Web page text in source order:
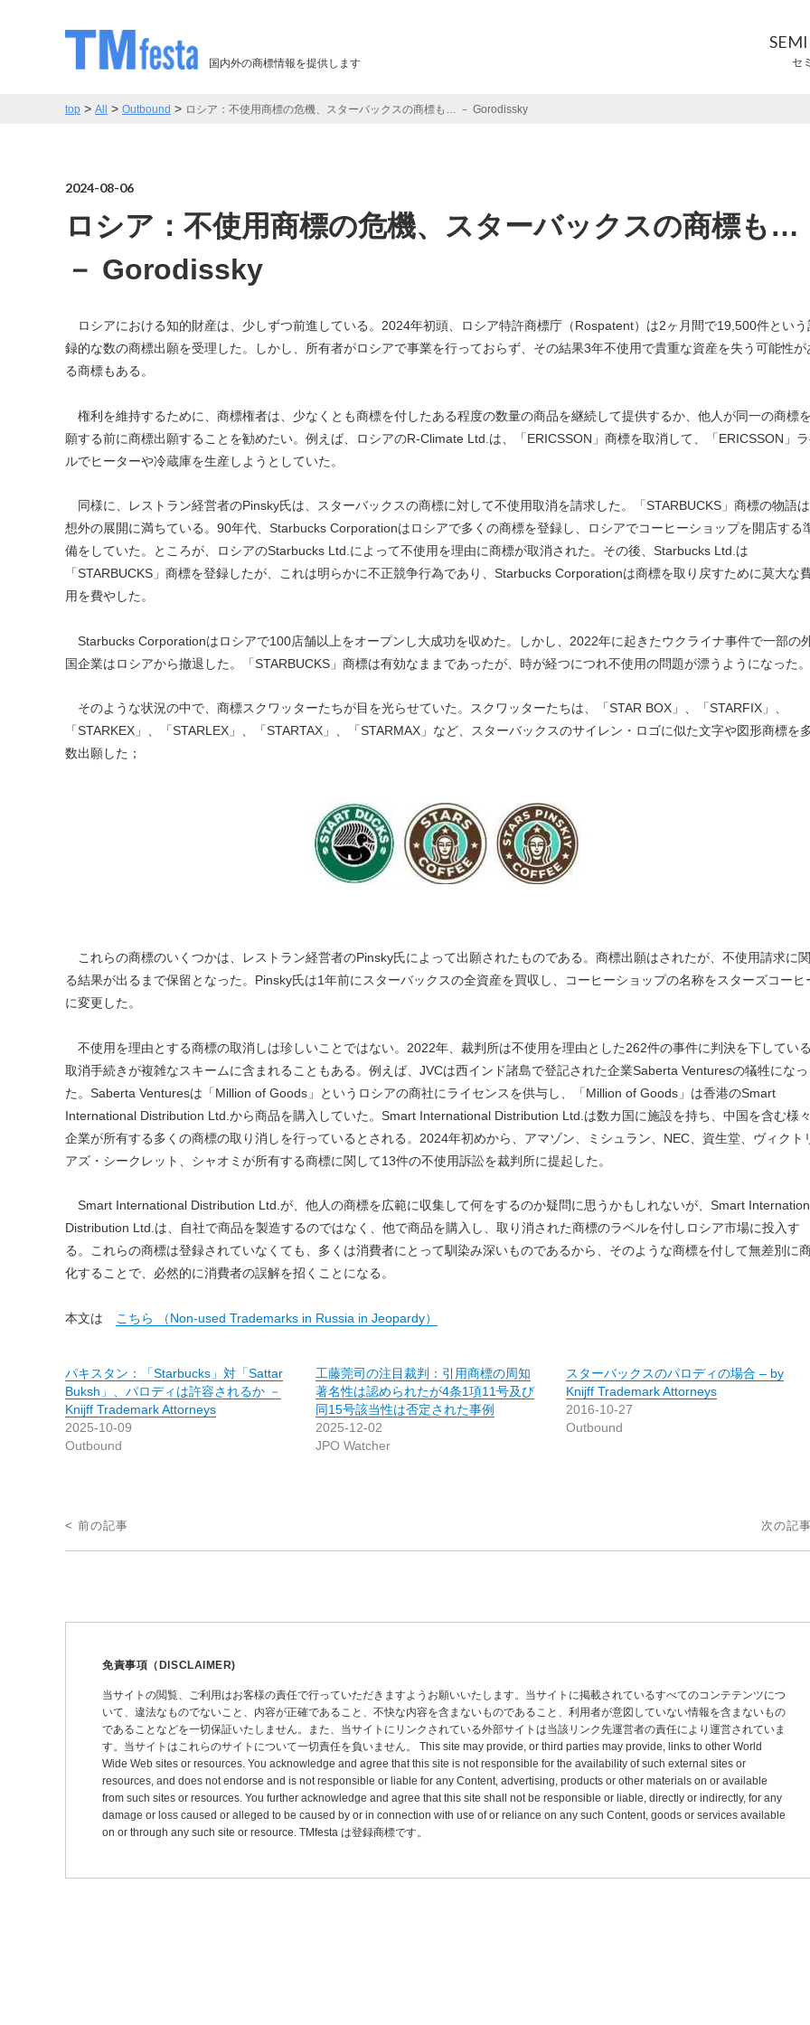
国内外の商標情報を提供します セ
top > All > Outbound > ロシア：不使用商標の危機、スターバックスの商標も… － Gorodissky
2024-08-06
ロシア：不使用商標の危機、スターバックスの商標も…
－ Gorodissky
ロシアにおける知的財産は、少しずつ前進している。2024年初頭、ロシア特許商標庁（Rospatent）は2ヶ月間で19,500件という
録的な数の商標出願を受理した。しかし、所有者がロシアで事業を行っておらず、その結果3年不使用で貴重な資産を失う可能性が
る商標もある。
権利を維持するために、商標権者は、少なくとも商標を付したある程度の数量の商品を継続して提供するか、他人が同一の商標
願する前に商標出願することを勧めたい。例えば、ロシアのR-Climate Ltd.は、「ERICSSON」商標を取消して、「ERICSSON」
ルでヒーターや冷蔵庫を生産しようとしていた。
同様に、レストラン経営者のPinsky氏は、スターバックスの商標に対して不使用取消を請求した。「STARBUCKS」商標の物語
想外の展開に満ちている。90年代、Starbucks Corporationはロシアで多くの商標を登録し、ロシアでコーヒーショップを開店する
備をしていた。ところが、ロシアのStarbucks Ltd.によって不使用を理由に商標が取消された。その後、Starbucks Ltd.は
「STARBUCKS」商標を登録したが、これは明らかに不正競争行為であり、Starbucks Corporationは商標を取り戻すために莫大な
用を費やした。
Starbucks Corporationはロシアで100店舗以上をオープンし大成功を収めた。しかし、2022年に起きたウクライナ事件で一部の
国企業はロシアから撤退した。「STARBUCKS」商標は有効なままであったが、時が経つにつれ不使用の問題が漂うようになった。
そのような状況の中で、商標スクワッターたちが目を光らせていた。スクワッターたちは、「STAR BOX」、「STARFIX」、
「STARKEX」、「STARLEX」、「STARTAX」、「STARMAX」など、スターバックスのサイレン・ロゴに似た文字や図形商標を
数出願した；
これらの商標のいくつかは、レストラン経営者のPinsky氏によって出願されたものである。商標出願はされたが、不使用請求に
る結果が出るまで保留となった。Pinsky氏は1年前にスターバックスの全資産を買収し、コーヒーショップの名称をスターズコーヒ
に変更した。
不使用を理由とする商標の取消しは珍しいことではない。2022年、裁判所は不使用を理由とした262件の事件に判決を下している
取消手続きが複雑なスキームに含まれることもある。例えば、JVCは西インド諸島で登記された企業Saberta Venturesの犠牲になっ
た。Saberta Venturesは「Million of Goods」というロシアの商社にライセンスを供与し、「Million of Goods」は香港のSmart
International Distribution Ltd.から商品を購入していた。Smart International Distribution Ltd.は数カ国に施設を持ち、中国を含む様
企業が所有する多くの商標の取り消しを行っているとされる。2024年初めから、アマゾン、ミシュラン、NEC、資生堂、ヴィクト
アズ・シークレット、シャオミが所有する商標に関して13件の不使用訴訟を裁判所に提起した。
Smart International Distribution Ltd.が、他人の商標を広範に収集して何をするのか疑問に思うかもしれないが、Smart
Distribution Ltd.は、自社で商品を製造するのではなく、他で商品を購入し、取り消された商標のラベルを付しロシア市場に投入す
る。これらの商標は登録されていなくても、多くは消費者にとって馴染み深いものであるから、そのような商標を付して無差別に
化することで、必然的に消費者の誤解を招くことになる。
本文は こちら （Non-used Trademarks in Russia in Jeopardy）
パキスタン：「Starbucks」対「Sattar
Buksh」、パロディは許容されるか －
Knijff Trademark Attorneys
2025-10-09
Outbound
工藤莞司の注目裁判：引用商標の周知
著名性は認められたが4条1項11号及び
同15号該当性は否定された事例
2025-12-02
JPO Watcher
スターバックスのパロディの場合 – by
Knijff Trademark Attorneys
2016-10-27
Outbound
投
稿
< 前の記事 次の記
免責事項（DISCLAIMER)
当サイトの閲覧、ご利用はお客様の責任で行っていただきますようお願いいたします。当サイトに掲載されているすべてのコンテテンツにつ
いて、違法なものでないこと、内容が正確であること、不快な内容を含まないものであること、利用者が意図していない情報を含まないもの
であることなどを一切保証いたしません。また、当サイトにリンクされている外部サイトは当該リンク先運営者の責任により運営されていま
す。当サイトはこれらのサイトについて一切責任を負いません。 This site may provide, or third parties may provide, links to other World
Wide Web sites or resources. You acknowledge and agree that this site is not responsible for the availability of such external sites or
resources, and does not endorse and is not responsible or liable for any Content, advertising, products or other materials on or available
from such sites or resources. You further acknowledge and agree that this site shall not be responsible or liable, directly or indirectly, for any
damage or loss caused or alleged to be caused by or in connection with use of or reliance on any such Content, goods or services available
on or through any such site or resource. TMfesta は登録商標です。